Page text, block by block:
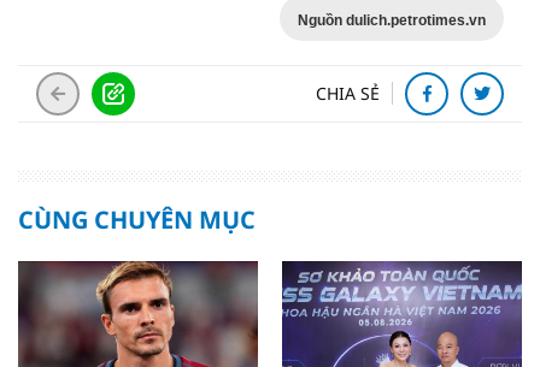
Nguồn dulich.petrotimes.vn
CHIA SẺ
CÙNG CHUYÊN MỤC